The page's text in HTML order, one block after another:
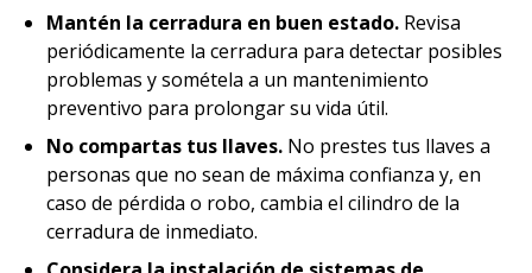
Mantén la cerradura en buen estado. Revisa
periódicamente la cerradura para detectar posibles
problemas y sométela a un mantenimiento
preventivo para prolongar su vida útil.
No compartas tus llaves. No prestes tus llaves a
personas que no sean de máxima confianza y, en
caso de pérdida o robo, cambia el cilindro de la
cerradura de inmediato.